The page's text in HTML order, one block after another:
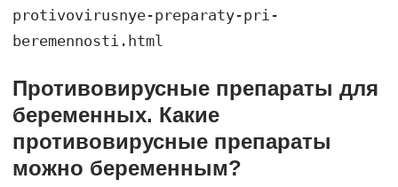
protivovirusnye-preparaty-pri-
beremennosti.html
Противовирусные препараты для
беременных. Какие
противовирусные препараты
можно беременным?